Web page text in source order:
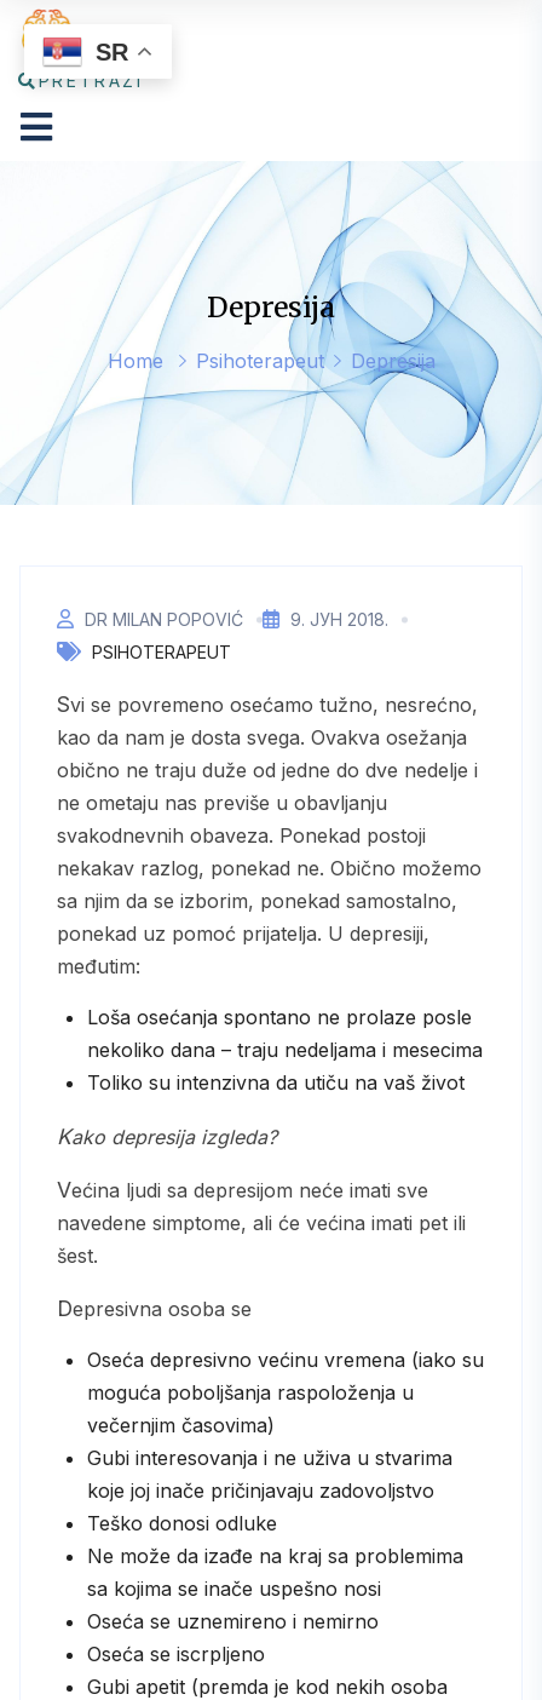
PRETRAŽI
Depresija
Home Psihoterapeut Depresija
DR MILAN POPOVIĆ
9. ЈУН 2018.
PSIHOTERAPEUT
Svi se povremeno osećamo tužno, nesrećno,
kao da nam je dosta svega. Ovakva osežanja
obično ne traju duže od jedne do dve nedelje i
ne ometaju nas previše u obavljanju
svakodnevnih obaveza. Ponekad postoji
nekakav razlog, ponekad ne. Obično možemo
sa njim da se izborim, ponekad samostalno,
ponekad uz pomoć prijatelja. U depresiji,
međutim:
Loša osećanja spontano ne prolaze posle
nekoliko dana – traju nedeljama i mesecima
Toliko su intenzivna da utiču na vaš život
Kako depresija izgleda?
Većina ljudi sa depresijom neće imati sve
navedene simptome, ali će većina imati pet ili
šest.
Depresivna osoba se
Oseća depresivno većinu vremena (iako su
moguća poboljšanja raspoloženja u
večernjim časovima)
Gubi interesovanja i ne uživa u stvarima
koje joj inače pričinjavaju zadovoljstvo
Teško donosi odluke
Ne može da izađe na kraj sa problemima
sa kojima se inače uspešno nosi
Oseća se uznemireno i nemirno
Oseća se iscrpljeno
Gubi apetit (premda je kod nekih osoba
SR